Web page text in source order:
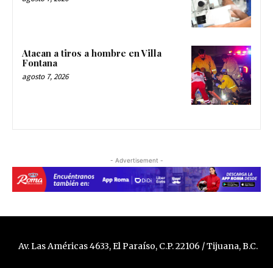
Atacan a tiros a hombre en Villa
Fontana
agosto 7, 2026
- Advertisement -
Av. Las Américas 4633, El Paraíso, C.P. 22106 / Tijuana, B.C.